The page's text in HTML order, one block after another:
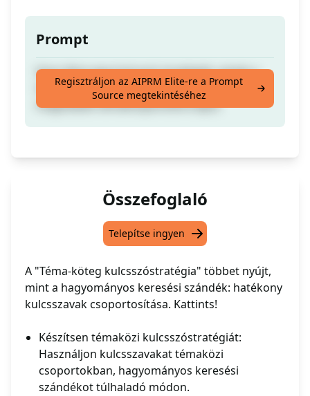
Prompt
Hozz létre egy kulcsszó stratégiát, amely a
hagyományos keresési szándékot
meghaladó témaközpontokra épül.
Regisztráljon az AIPRM Elite-re a Prompt
Source megtekintéséhez
Összefoglaló
Telepítse ingyen
A "Téma-köteg kulcsszóstratégia" többet nyújt,
mint a hagyományos keresési szándék: hatékony
kulcsszavak csoportosítása. Kattints!
Készítsen témaközi kulcsszóstratégiát:
Használjon kulcsszavakat témaközi
csoportokban, hagyományos keresési
szándékot túlhaladó módon.